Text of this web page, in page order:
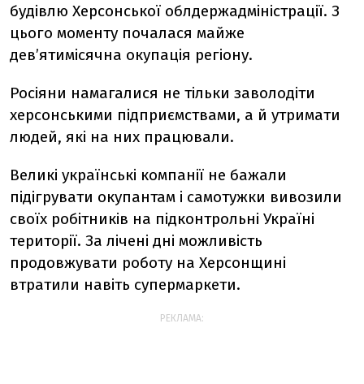
будівлю Херсонської облдержадміністрації. З
цього моменту почалася майже
дев’ятимісячна окупація регіону.
Росіяни намагалися не тільки заволодіти
херсонськими підприємствами, а й утримати
людей, які на них працювали.
Великі українські компанії не бажали
підігрувати окупантам і самотужки вивозили
своїх робітників на підконтрольні Україні
території. За лічені дні можливість
продовжувати роботу на Херсонщині
втратили навіть супермаркети.
РЕКЛАМА: